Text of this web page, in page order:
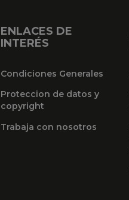
ENLACES DE
INTERÉS
Condiciones Generales
Proteccion de datos y
copyright
Trabaja con nosotros